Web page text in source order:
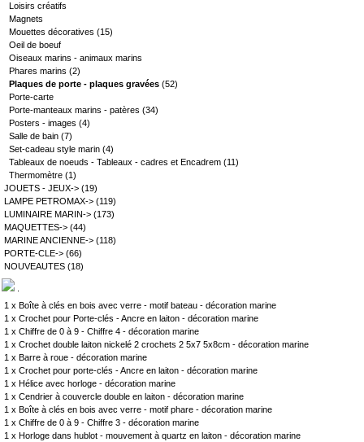
Loisirs créatifs
Magnets
Mouettes décoratives (15)
Oeil de boeuf
Oiseaux marins - animaux marins
Phares marins (2)
Plaques de porte - plaques gravées (52)
Porte-carte
Porte-manteaux marins - patères (34)
Posters - images (4)
Salle de bain (7)
Set-cadeau style marin (4)
Tableaux de noeuds - Tableaux - cadres et Encadrem (11)
Thermomètre (1)
JOUETS - JEUX-> (19)
LAMPE PETROMAX-> (119)
LUMINAIRE MARIN-> (173)
MAQUETTES-> (44)
MARINE ANCIENNE-> (118)
PORTE-CLE-> (66)
NOUVEAUTES (18)
1 x Boîte à clés en bois avec verre - motif bateau - décoration marine
1 x Crochet pour Porte-clés - Ancre en laiton - décoration marine
1 x Chiffre de 0 à 9 - Chiffre 4 - décoration marine
1 x Crochet double laiton nickelé 2 crochets 2 5x7 5x8cm - décoration marine
1 x Barre à roue - décoration marine
1 x Crochet pour porte-clés - Ancre en laiton - décoration marine
1 x Hélice avec horloge - décoration marine
1 x Cendrier à couvercle double en laiton - décoration marine
1 x Boîte à clés en bois avec verre - motif phare - décoration marine
1 x Chiffre de 0 à 9 - Chiffre 3 - décoration marine
1 x Horloge dans hublot - mouvement à quartz en laiton - décoration marine